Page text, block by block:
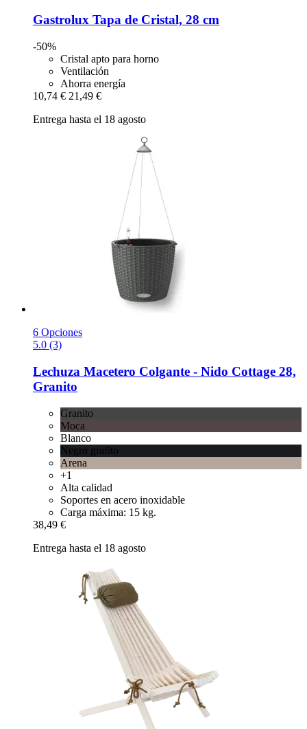
Gastrolux Tapa de Cristal, 28 cm
-50%
Cristal apto para horno
Ventilación
Ahorra energía
10,74 € 21,49 €
Entrega hasta el 18 agosto
6 Opciones
5.0 (3)
Lechuza Macetero Colgante -​ Nido Cottage 28,
Granito
Granito
Moca
Blanco
Negro grafito
Arena
+1
Alta calidad
Soportes en acero inoxidable
Carga máxima: 15 kg.
38,49 €
Entrega hasta el 18 agosto